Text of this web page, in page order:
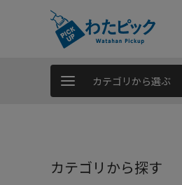
カテゴリから選ぶ
カテゴリから探す